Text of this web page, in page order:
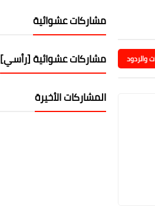
والردود
مشاركات عشوائية
مشاركات عشوائية [رأسي]
المشاركات الأخيرة